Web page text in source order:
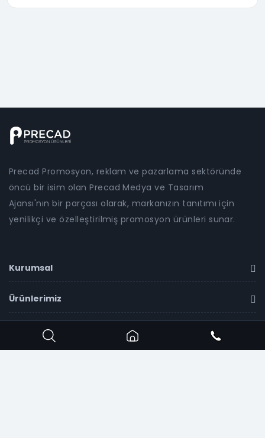
Precad Promosyon, reklam ve pazarlama sektöründe
öncü bir isim olan Precad Medya ve Tasarım
Ajansı'nın bir parçası olarak, markanızın tanıtımı için
yenilikçi ve özelleştirilmiş promosyon ürünleri sunar.
Kurumsal
Ürünlerimiz